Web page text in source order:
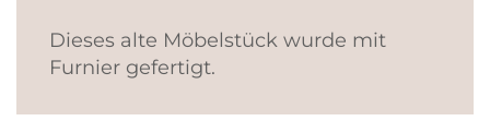
Dieses alte Möbelstück wurde mit
Furnier gefertigt.